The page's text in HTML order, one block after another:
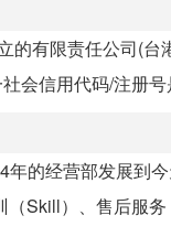
有限责任公司(
会信用代码/注册
的经营部发展到
Skill）、售后服